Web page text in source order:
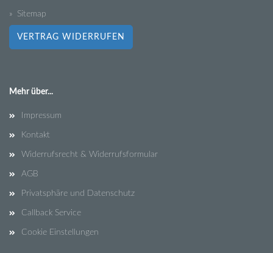
» Sitemap
VERTRAG WIDERRUFEN
Mehr über...
Impressum
Kontakt
Widerrufsrecht & Widerrufsformular
AGB
Privatsphäre und Datenschutz
Callback Service
Cookie Einstellungen